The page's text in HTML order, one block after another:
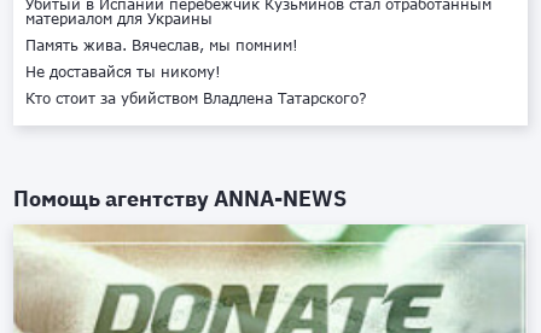
Убитый в Испании перебежчик Кузьминов стал отработанным
материалом для Украины
Память жива. Вячеслав, мы помним!
Не доставайся ты никому!
Кто стоит за убийством Владлена Татарского?
Помощь агентствуANNA-NEWS